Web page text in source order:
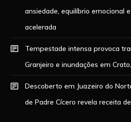
ansiedade, equilíbrio emocional
acelerada
Tempestade intensa provoca
Granjeiro e inundações em
Descoberto em Juazeiro do
de Padre Cícero revela receita